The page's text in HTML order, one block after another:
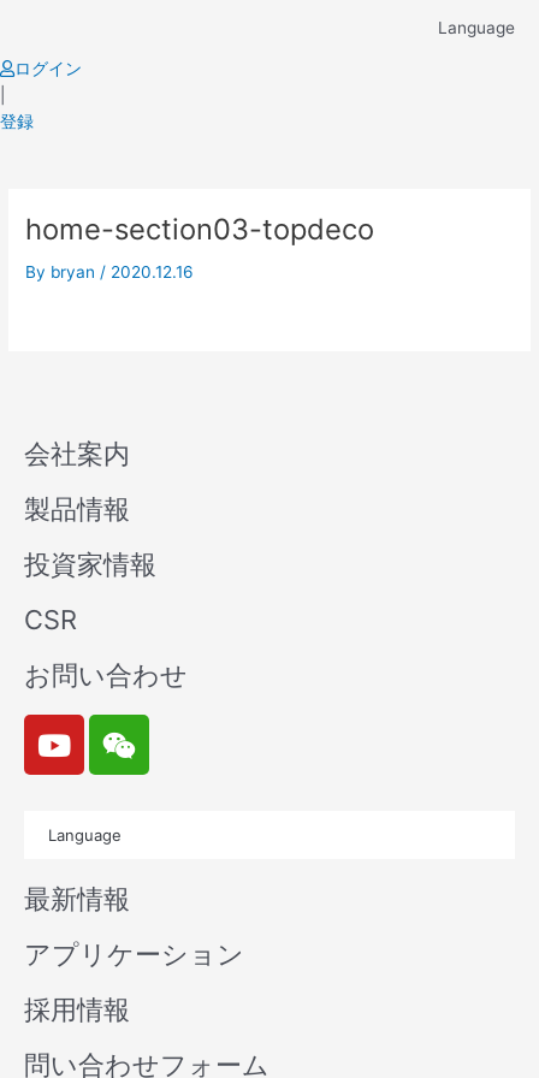
content
Language
ログイン
登録
home-section03-topdeco
By bryan / 2020.12.16
会社案内
製品情報
投資家情報
CSR
お問い合わせ
Y
o
u
b
e
W
e
i
n
Language
最新情報
アプリケーション
採用情報
問い合わせフォーム